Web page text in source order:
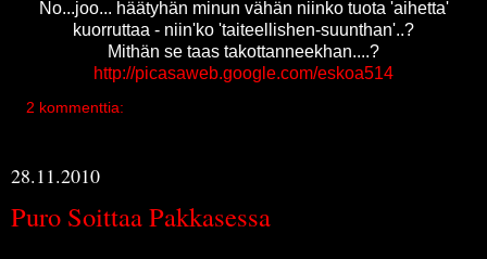
No...joo... häätyhän minun vähän niinko tuota 'aihetta'
kuorruttaa - niin'ko 'taiteellishen-suunthan'..?
Mithän se taas takottanneekhan....?
http://picasaweb.google.com/eskoa514
2 kommenttia:
28.11.2010
Puro Soittaa Pakkasessa